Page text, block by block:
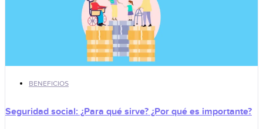
BENEFICIOS
Seguridad social: ¿Para qué sirve? ¿Por qué es importante?